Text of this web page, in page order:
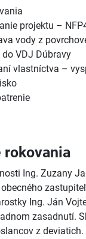
projektu –
vody z
VDJ Dúbravy
vlastníctva –
rokovania
Ing. Zuzany
Ing. Ján
zasadnutí.
z deviatich.